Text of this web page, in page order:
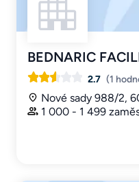
BEDNARIC
2.7 (1
Nové sady 988/2,
1 000 - 1 499